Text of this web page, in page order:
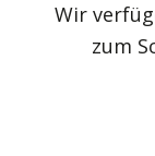
Wir
zum